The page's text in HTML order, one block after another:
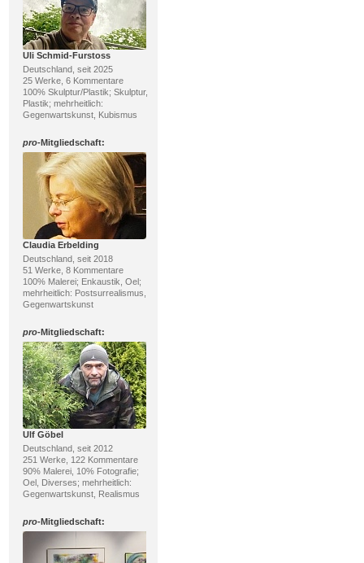
Uli Schmid-Furstoss
Deutschland, seit 2025
25 Werke, 6 Kommentare
100% Skulptur/Plastik; Skulptur,
Plastik; mehrheitlich:
Gegenwartskunst, Kubismus
pro-Mitgliedschaft:
Claudia Erbelding
Deutschland, seit 2018
51 Werke, 8 Kommentare
100% Malerei; Enkaustik, Oel;
mehrheitlich: Postsurrealismus,
Gegenwartskunst
pro-Mitgliedschaft:
Ulf Göbel
Deutschland, seit 2012
251 Werke, 122 Kommentare
90% Malerei, 10% Fotografie;
Oel, Diverses; mehrheitlich:
Gegenwartskunst, Realismus
pro-Mitgliedschaft: